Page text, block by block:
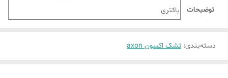
توضیحات
باکتری
دسته‌بندی: تشک اکسون axon